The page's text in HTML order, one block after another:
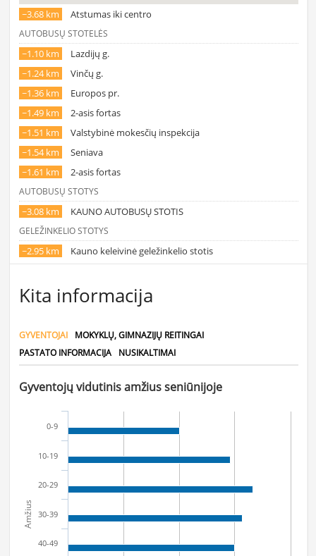
~3.68 km Atstumas iki centro
AUTOBUSŲ STOTELĖS
~1.10 km
Lazdijų g.
~1.24 km
Vinčų g.
~1.36 km
Europos pr.
~1.49 km
2-asis fortas
~1.51 km
Valstybinė mokesčių inspekcija
~1.54 km
Seniava
~1.61 km
2-asis fortas
AUTOBUSŲ STOTYS
~3.08 km KAUNO AUTOBUSŲ STOTIS
GELEŽINKELIO STOTYS
~2.95 km Kauno keleivinė geležinkelio stotis
Kita informacija
GYVENTOJAI
MOKYKLŲ, GIMNAZIJŲ REITINGAI
PASTATO INFORMACIJA
NUSIKALTIMAI
Gyventojų vidutinis amžius seniūnijoje
Amžius
0-9
10-19
20-29
30-39
40-49